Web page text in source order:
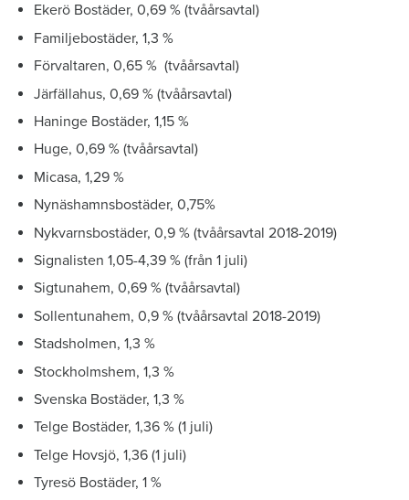
Ekerö Bostäder, 0,69 % (tvåårsavtal)
Familjebostäder, 1,3 %
Förvaltaren, 0,65 % (tvåårsavtal)
Järfällahus, 0,69 % (tvåårsavtal)
Haninge Bostäder, 1,15 %
Huge, 0,69 % (tvåårsavtal)
Micasa, 1,29 %
Nynäshamnsbostäder, 0,75%
Nykvarnsbostäder, 0,9 % (tvåårsavtal 2018-2019)
Signalisten 1,05-4,39 % (från 1 juli)
Sigtunahem, 0,69 % (tvåårsavtal)
Sollentunahem, 0,9 % (tvåårsavtal 2018-2019)
Stadsholmen, 1,3 %
Stockholmshem, 1,3 %
Svenska Bostäder, 1,3 %
Telge Bostäder, 1,36 % (1 juli)
Telge Hovsjö, 1,36 (1 juli)
Tyresö Bostäder, 1 %